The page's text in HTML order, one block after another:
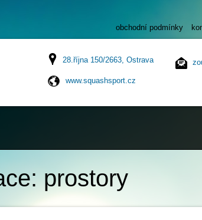
obchodní podmínky
28.října 150/2663, Ostrava
www.squashsport.cz
prostory